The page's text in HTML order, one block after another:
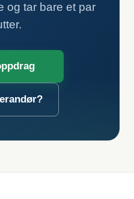
og tar bare et par